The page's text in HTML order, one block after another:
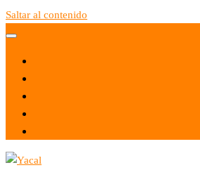
Saltar al contenido